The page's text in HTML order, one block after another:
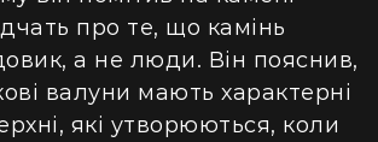
про те, що камінь
а не люди. Він пояснив,
валуни мають характерні
які утворюються, коли